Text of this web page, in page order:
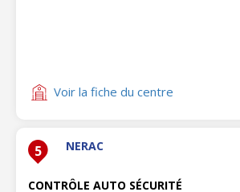
Voir la fiche du centre
5 NERAC
CONTRÔLE AUTO SÉCURITÉ